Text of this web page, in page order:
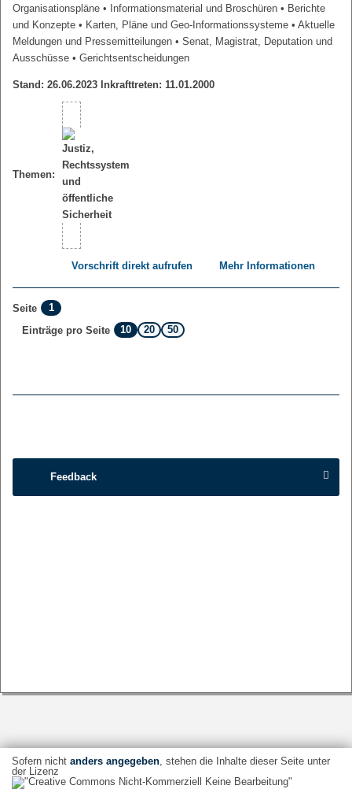
Organisationspläne • Informationsmaterial und Broschüren • Berichte
und Konzepte • Karten, Pläne und Geo-Informationssysteme • Aktuelle
Meldungen und Pressemitteilungen • Senat, Magistrat, Deputation und
Ausschüsse • Gerichtsentscheidungen
Stand: 26.06.2023 Inkrafttreten: 11.01.2000
Themen:
Vorschrift direkt aufrufen Mehr Informationen
Seite
1
Einträge pro Seite
10 20 50
Feedback
Sofern nicht anders angegeben, stehen die Inhalte dieser Seite unter
der Lizenz